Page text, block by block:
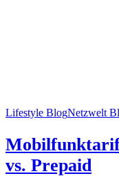
Lifestyle BlogNetzwelt
vs. Prepaid